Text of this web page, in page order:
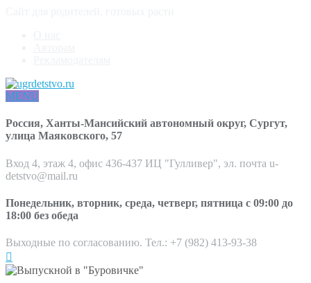
MENU
Россия, Ханты-Мансийский автономный округ, Сургут,
улица Маяковского, 57
Вход 4, этаж 4, офис 436-437 ИЦ "Гулливер", эл. почта u-
detstvo@mail.ru
Понедельник, вторник, среда, четверг, пятница с 09:00 до
18:00 без обеда
Выходные по согласованию. Тел.: +7 (982) 413-93-38